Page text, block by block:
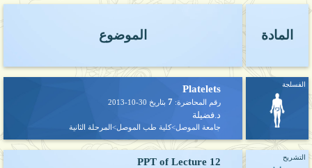
المادة الموضوع
الفسلجة Platelets
رقم المحاضرة: 7بتاريخ 2013-10-30
د.فضيلة
جامعة الموصل>كلية طب الموصل>المرحلة الثانية
التشريح PPT of Lecture 12